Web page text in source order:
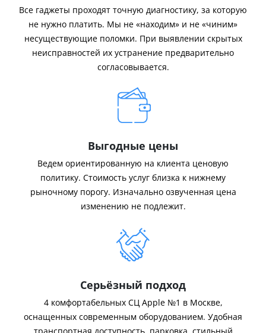
Все гаджеты проходят точную диагностику, за которую
не нужно платить. Мы не «находим» и не «чиним»
несуществующие поломки. При выявлении скрытых
неисправностей их устранение предварительно
согласовывается.
Выгодные цены
Ведем ориентированную на клиента ценовую
политику. Стоимость услуг близка к нижнему
рыночному порогу. Изначально озвученная цена
изменению не подлежит.
Серьёзный подход
4 комфортабельных СЦ Apple №1 в Москве,
оснащенных современным оборудованием. Удобная